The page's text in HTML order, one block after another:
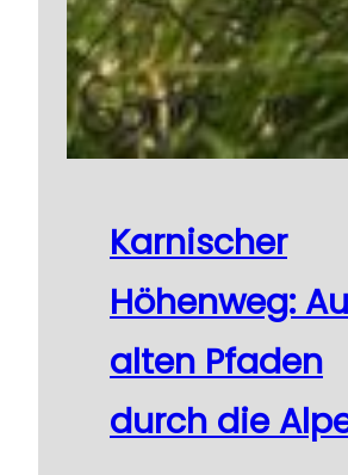
Karnischer
Höhenweg:
alten Pfaden
durch die